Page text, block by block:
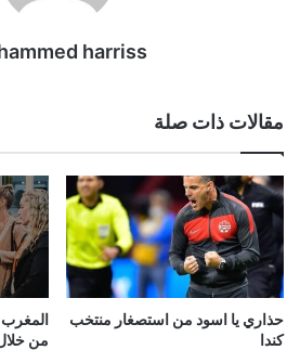
harriss
مقالات ذات صلة
حذاري يا اسود من استصغار منتخب
كندا
المغرب
من